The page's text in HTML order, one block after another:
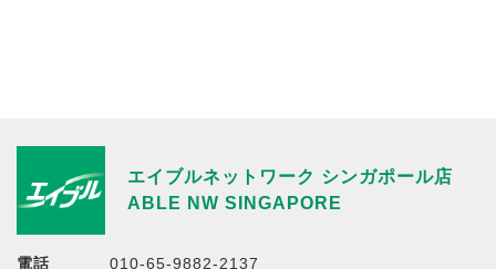
エイブルネットワーク シンガポール店
ABLE NW SINGAPORE
電話
010-65-9882-2137